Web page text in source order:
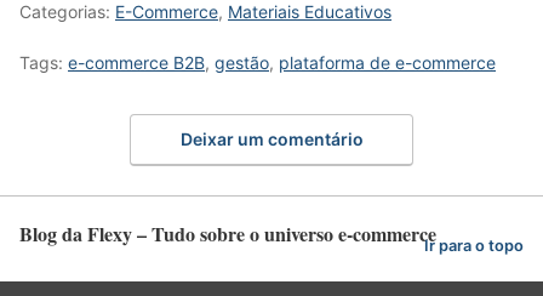
Categorias: E-Commerce, Materiais Educativos
Tags: e-commerce B2B, gestão, plataforma de e-commerce
Deixar um comentário
Blog da Flexy – Tudo sobre o universo e-commerceIr para o topo